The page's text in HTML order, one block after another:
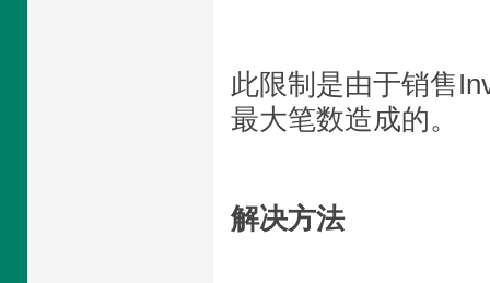
此限制是由于销售
最大笔数造成的。
解决方法